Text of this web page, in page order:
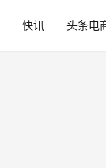
快讯 头条电